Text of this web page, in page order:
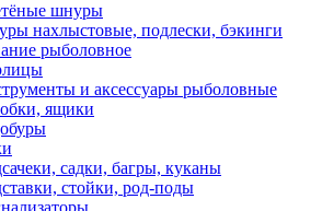
шнуры
нахлыстовые, подлески, бэкинги
рыболовное
и аксессуары рыболовные
ящики
садки, багры, куканы
стойки, род-поды